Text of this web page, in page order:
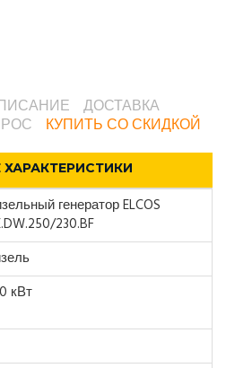
ДОСТАВКА
КУПИТЬ СО СКИДКОЙ
генератор ELCOS
230.BF
кВт